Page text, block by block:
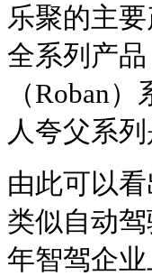
乐聚的主
全系列产
（Roban
人夸父系列
由此可以
类似自动
年智驾企